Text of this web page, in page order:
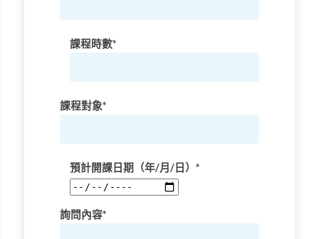
課程時數*
課程對象*
預計開課日期（年/月/日）*
詢問內容*